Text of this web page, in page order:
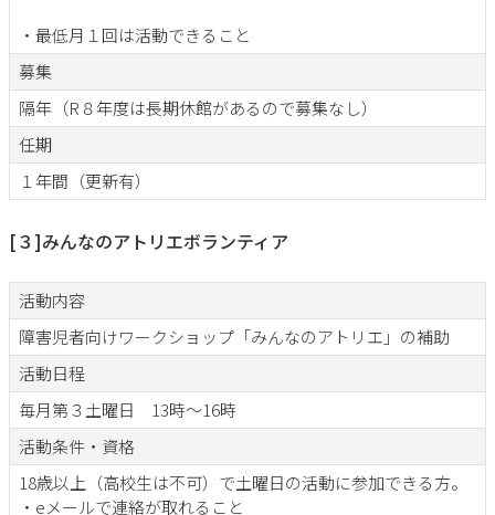
・最低月１回は活動できること
募集
隔年（R８年度は長期休館があるので募集なし）
任期
１年間（更新有）
[３]みんなのアトリエボランティア
活動内容
障害児者向けワークショップ「みんなのアトリエ」の補助
活動日程
毎月第３土曜日 13時～16時
活動条件・資格
18歳以上（高校生は不可）で土曜日の活動に参加できる方。
・eメールで連絡が取れること